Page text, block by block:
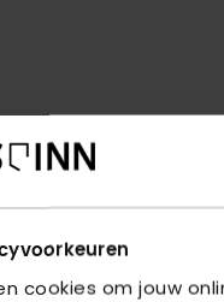
cookies om jouw
JOU
Only